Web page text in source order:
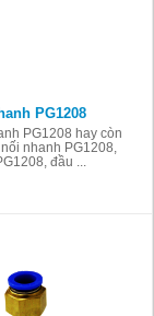
PG1208
PG1208 hay còn
nhanh PG1208,
đầu ...